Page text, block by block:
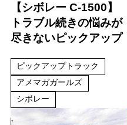
【シボレー C-1500】
トラブル続きの悩みが
尽きないピックアップ
ピックアップトラック
アメマガガールズ
シボレー